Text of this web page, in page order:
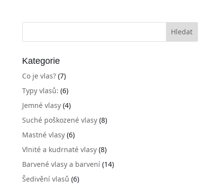
Kategorie
Co je vlas?(7)
Typy vlasů: (6)
Jemné vlasy(4)
Suché poškozené vlasy(8)
Mastné vlasy(6)
Vlnité a kudrnaté vlasy(8)
Barvené vlasy a barvení(14)
Šedivění vlasů (6)